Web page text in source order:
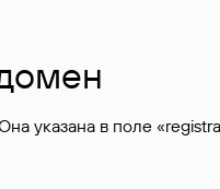
в поле